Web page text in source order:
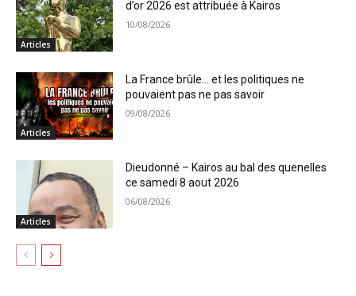
Articles
d’or 2026 est attribuée à Kairos
10/08/2026
Articles
La France brûle… et les politiques ne
pouvaient pas ne pas savoir
09/08/2026
Articles
Dieudonné – Kairos au bal des quenelles
ce samedi 8 aout 2026
06/08/2026